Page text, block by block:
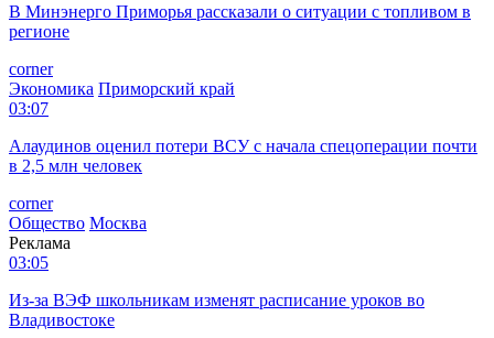
В Минэнерго Приморья рассказали о ситуации с топливом в
регионе
corner
Экономика Приморский край
03:07
Алаудинов оценил потери ВСУ с начала спецоперации почти
в 2,5 млн человек
corner
Общество Москва
Реклама
03:05
Из-за ВЭФ школьникам изменят расписание уроков во
Владивостоке